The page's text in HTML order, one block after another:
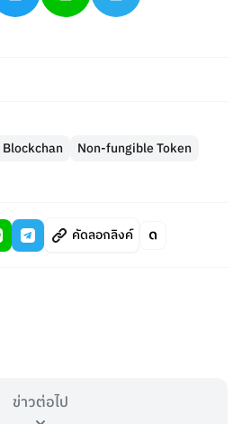
Blockchan
Non-fungible Token
คัดลอกลิงค์
ข่าวต่อไป